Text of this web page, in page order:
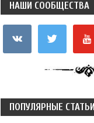
НАШИ СООБЩЕСТВА
ПОПУЛЯРНЫЕ СТАТЬИ